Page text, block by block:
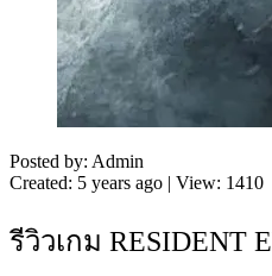
Posted by: Admin
Created: 5 years ago | View: 1410
รีวิวเกม RESIDENT